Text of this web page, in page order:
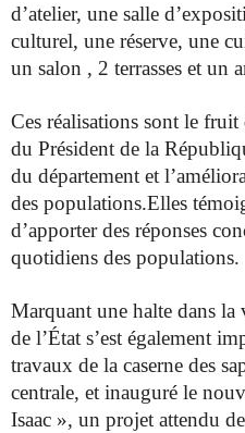
d’atelier, une salle
culturel, une réserve, une
un salon , 2 terrasses et un
Ces réalisations sont le fruit
du Président de la
du département et
des populations.Elles
d’apporter des réponses
quotidiens des populations.
Marquant une halte dans
de l’État s’est également
travaux de la caserne des
centrale, et inauguré le
Isaac », un projet attendu